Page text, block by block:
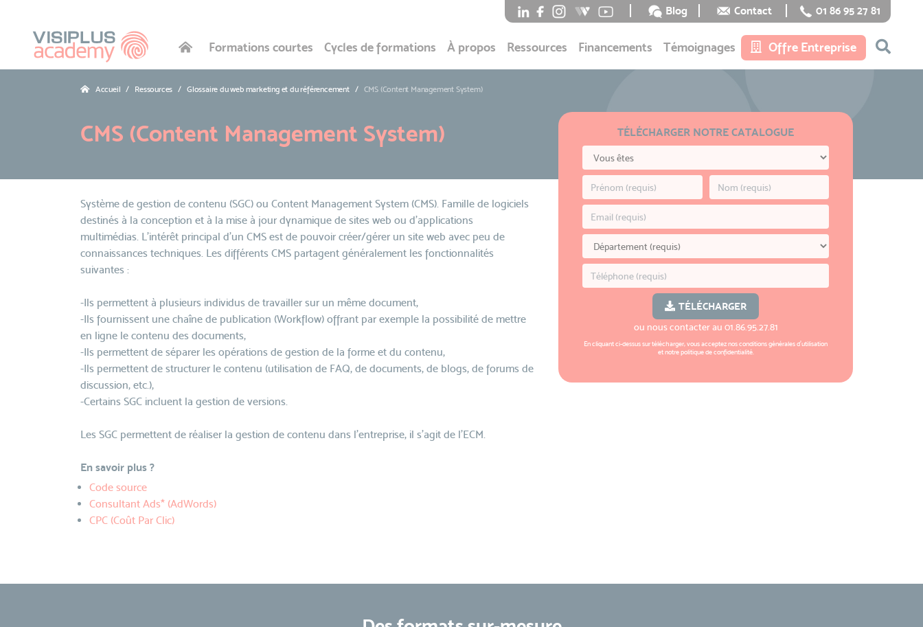
Blog Contact 01 86 95 27 81
Formations courtes Cycles de formations À propos Ressources Financements Témoignages Offre Entreprise
Accueil Ressources Glossaire du web marketing et du référencement CMS (Content Management System)
CMS (Content Management System) TÉLÉCHARGER NOTRE CATALOGUE
TÉLÉCHARGER
ou nous contacter au 01.86.95.27.81
En cliquant ci-dessus sur télécharger, vous acceptez nosconditions générales d'utilisation
et notrepolitique de confidentialité.
Système de gestion de contenu (SGC) ou Content Management System (CMS). Famille de logiciels
destinés à la conception et à la mise à jour dynamique de sites web ou d'applications
multimédias. L'intérêt principal d'un CMS est de pouvoir créer/gérer un site web avec peu de
connaissances techniques. Les différents CMS partagent généralement les fonctionnalités
suivantes :
-Ils permettent à plusieurs individus de travailler sur un même document,
-Ils fournissent une chaîne de publication (Workflow) offrant par exemple la possibilité de mettre
en ligne le contenu des documents,
-Ils permettent de séparer les opérations de gestion de la forme et du contenu,
-Ils permettent de structurer le contenu (utilisation de FAQ, de documents, de blogs, de forums de
discussion, etc.),
-Certains SGC incluent la gestion de versions.
Les SGC permettent de réaliser la gestion de contenu dans l'entreprise, il s'agit de l'ECM.
En savoir plus ?
Code source
Consultant Ads* (AdWords)
CPC (Coût Par Clic)